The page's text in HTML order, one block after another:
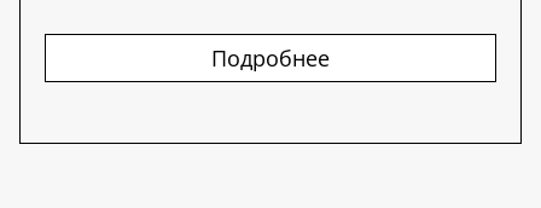
Подробнее